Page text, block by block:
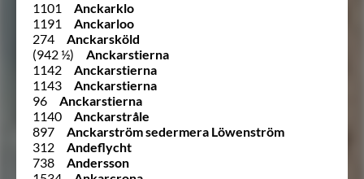
1101
Anckarklo
1191
Anckarloo
274
Anckarsköld
(942 ½)
Anckarstierna
1142
Anckarstierna
1143
Anckarstierna
96
Anckarstierna
1140
Anckarstråle
897
Anckarström sedermera Löwenström
312
Andeflycht
738
Andersson